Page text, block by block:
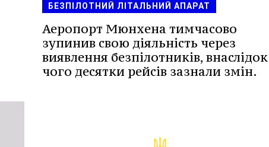
БЕЗПІЛОТНИЙ ЛІТАЛЬНИЙ АПАРАТ
Аеропорт Мюнхена тимчасово
зупинив свою діяльність через
виявлення безпілотників, внаслідок
чого десятки рейсів зазнали змін.